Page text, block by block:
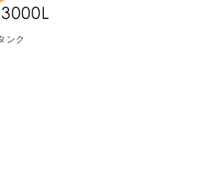
ンク